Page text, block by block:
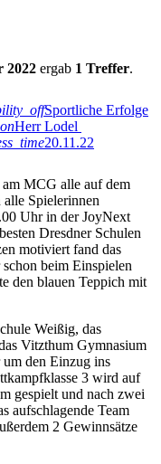
2022 ergab 1 Treffer.
Sportliche Erfolge
Herr Lodel
20.11.22
MCG alle auf dem
alle Spielerinnen
Uhr in der JoyNext
Dresdner Schulen
motiviert fand das
beim Einspielen
den blauen Teppich mit
Weißig, das
Vitzthum Gymnasium
um den Einzug ins
3 wird auf
gespielt und nach zwei
aufschlagende Team
2 Gewinnsätze